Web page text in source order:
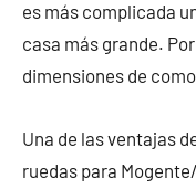
es más complicada
casa más grande.
dimensiones de
Una de las ventajas
ruedas para